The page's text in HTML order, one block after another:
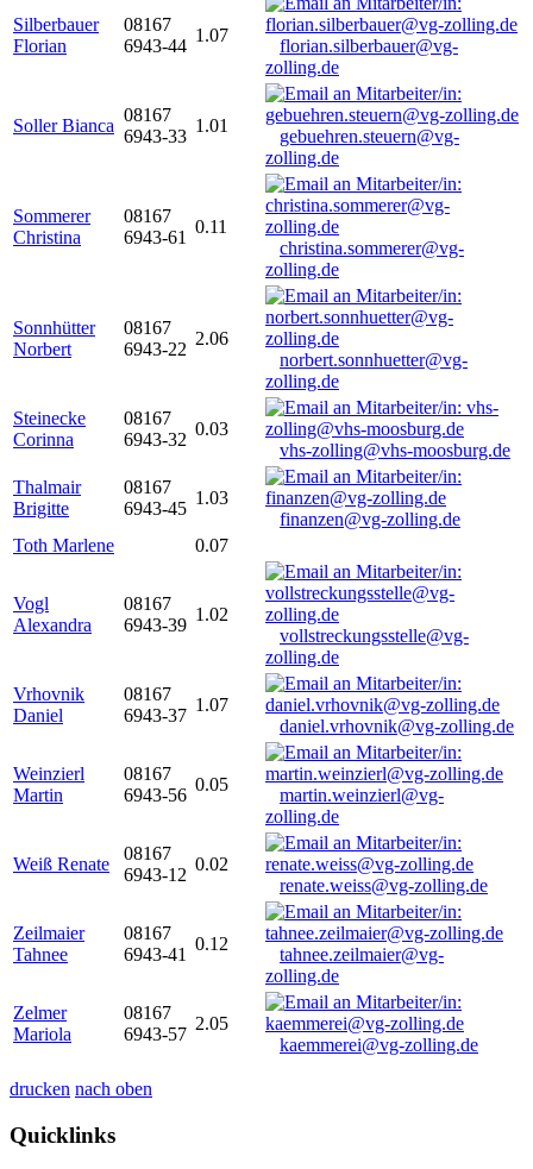
Silberbauer
Florian
08167
6943-44
1.07
florian.silberbauer@vg-
zolling.de
Soller Bianca
08167
6943-33
1.01
gebuehren.steuern@vg-
zolling.de
Sommerer
Christina
08167
6943-61
0.11
christina.sommerer@vg-
zolling.de
Sonnhütter
Norbert
08167
6943-22
2.06
norbert.sonnhuetter@vg-
zolling.de
Steinecke
Corinna
08167
6943-32
0.03
vhs-zolling@vhs-moosburg.de
Thalmair
Brigitte
08167
6943-45
1.03
finanzen@vg-zolling.de
Toth Marlene
0.07
Vogl
Alexandra
08167
6943-39
1.02
vollstreckungsstelle@vg-
zolling.de
Vrhovnik
Daniel
08167
6943-37
1.07
daniel.vrhovnik@vg-zolling.de
Weinzierl
Martin
08167
6943-56
0.05
martin.weinzierl@vg-
zolling.de
Weiß Renate
08167
6943-12
0.02
renate.weiss@vg-zolling.de
Zeilmaier
Tahnee
08167
6943-41
0.12
tahnee.zeilmaier@vg-
zolling.de
Zelmer
Mariola
08167
6943-57
2.05
kaemmerei@vg-zolling.de
drucken nach oben
Quicklinks